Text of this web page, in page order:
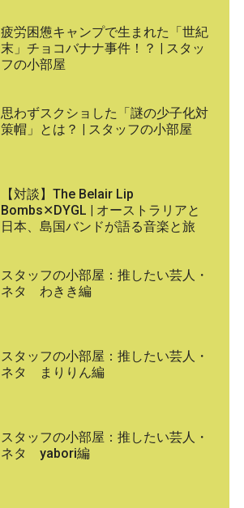
疲労困憊キャンプで生まれた「世紀
末」チョコバナナ事件！？ | スタッ
フの小部屋
思わずスクショした「謎の少子化対
策帽」とは？ | スタッフの小部屋
【対談】The Belair Lip
Bombs✕DYGL | オーストラリアと
日本、島国バンドが語る音楽と旅
スタッフの小部屋：推したい芸人・
ネタ わきき編
スタッフの小部屋：推したい芸人・
ネタ まりりん編
スタッフの小部屋：推したい芸人・
ネタ yabori編